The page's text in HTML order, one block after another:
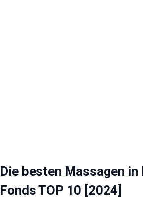
Die besten Massagen in
Fonds TOP 10 [2024]